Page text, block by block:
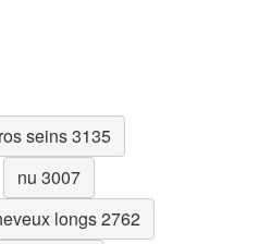
seins 3135
nu 3007
longs 2762